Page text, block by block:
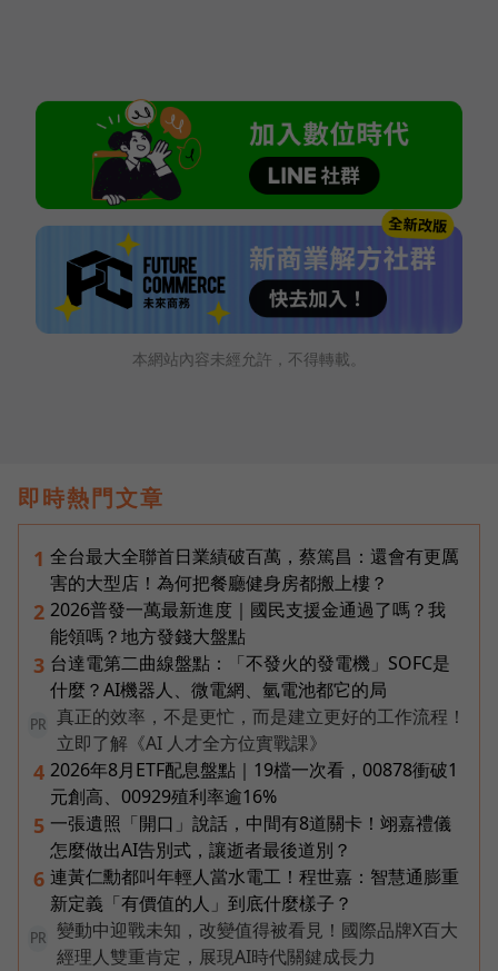
本網站內容未經允許，不得轉載。
即時熱門文章
1 全台最大全聯首日業績破百萬，蔡篤昌：還會有更厲
害的大型店！為何把餐廳健身房都搬上樓？
2 2026普發一萬最新進度｜國民支援金通過了嗎？我
能領嗎？地方發錢大盤點
3 台達電第二曲線盤點：「不發火的發電機」SOFC是
什麼？AI機器人、微電網、氫電池都它的局
PR
真正的效率，不是更忙，而是建立更好的工作流程！
立即了解《AI 人才全方位實戰課》
4 2026年8月ETF配息盤點｜19檔一次看，00878衝破1
元創高、00929殖利率逾16%
5 一張遺照「開口」說話，中間有8道關卡！翊嘉禮儀
怎麼做出AI告別式，讓逝者最後道別？
6 連黃仁勳都叫年輕人當水電工！程世嘉：智慧通膨重
新定義「有價值的人」到底什麼樣子？
PR
變動中迎戰未知，改變值得被看見！國際品牌X百大
經理人雙重肯定，展現AI時代關鍵成長力